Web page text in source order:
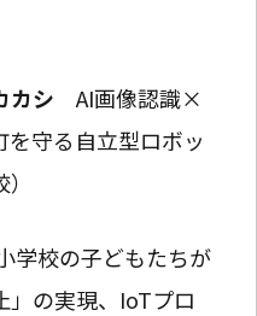
カシ AI画像認識×
守る自立型ロボッ
学校の子どもたちが
」の実現、IoTプロ